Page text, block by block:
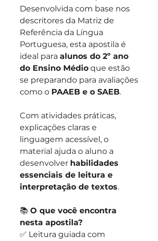
Desenvolvida com base nos
descritores da Matriz de
Referência da Língua
Portuguesa, esta apostila é
ideal para alunos do 2º ano
do Ensino Médio que estão
se preparando para avaliações
como o PAAEB e o SAEB.
Com atividades práticas,
explicações claras e
linguagem acessível, o
material ajuda o aluno a
desenvolver habilidades
essenciais de leitura e
interpretação de textos.
📚 O que você encontra
nesta apostila?
✅ Leitura guiada com